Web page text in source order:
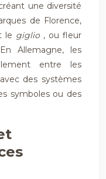
une diversité
de Florence,
le giglio , ou fleur
Allemagne, les
entre les
des systèmes
symboles ou des